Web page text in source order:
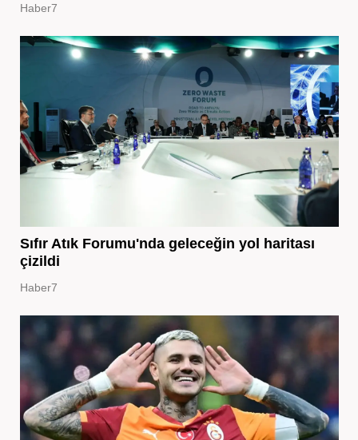
Haber7
Sıfır Atık Forumu'nda geleceğin yol haritası
çizildi
Haber7